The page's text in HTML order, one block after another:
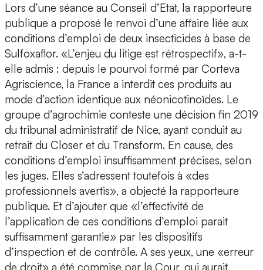
Lors d’une séance au Conseil d’Etat, la rapporteure
publique a proposé le renvoi d’une affaire liée aux
conditions d’emploi de deux insecticides à base de
Sulfoxaflor. «L’enjeu du litige est rétrospectif», a-t-
elle admis : depuis le pourvoi formé par Corteva
Agriscience, la France a interdit ces produits au
mode d’action identique aux néonicotinoïdes. Le
groupe d’agrochimie conteste une décision fin 2019
du tribunal administratif de Nice, ayant conduit au
retrait du Closer et du Transform. En cause, des
conditions d’emploi insuffisamment précises, selon
les juges. Elles s’adressent toutefois à «des
professionnels avertis», a objecté la rapporteure
publique. Et d’ajouter que «l’effectivité de
l’application de ces conditions d’emploi parait
suffisamment garantie» par les dispositifs
d’inspection et de contrôle. A ses yeux, une «erreur
de droit» a été commise par la Cour, qui aurait